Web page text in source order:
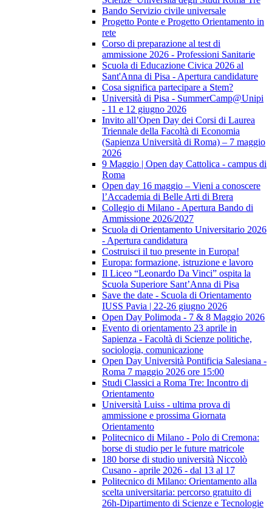
Bando Servizio civile universale
Progetto Ponte e Progetto Orientamento in
rete
Corso di preparazione al test di
ammissione 2026 - Professioni Sanitarie
Scuola di Educazione Civica 2026 al
Sant'Anna di Pisa - Apertura candidature
Cosa significa partecipare a Stem?
Università di Pisa - SummerCamp@Unipi
- 11 e 12 giugno 2026
Invito all’Open Day dei Corsi di Laurea
Triennale della Facoltà di Economia
(Sapienza Università di Roma) – 7 maggio
2026
9 Maggio | Open day Cattolica - campus di
Roma
Open day 16 maggio – Vieni a conoscere
l’Accademia di Belle Arti di Brera
Collegio di Milano - Apertura Bando di
Ammissione 2026/2027
Scuola di Orientamento Universitario 2026
- Apertura candidatura
Costruisci il tuo presente in Europa!
Europa: formazione, istruzione e lavoro
Il Liceo “Leonardo Da Vinci” ospita la
Scuola Superiore Sant’Anna di Pisa
Save the date - Scuola di Orientamento
IUSS Pavia | 22-26 giugno 2026
Open Day Polimoda - 7 & 8 Maggio 2026
Evento di orientamento 23 aprile in
Sapienza - Facoltà di Scienze politiche,
sociologia, comunicazione
Open Day Università Pontificia Salesiana -
Roma 7 maggio 2026 ore 15:00
Studi Classici a Roma Tre: Incontro di
Orientamento
Università Luiss - ultima prova di
ammissione e prossima Giornata
Orientamento
Politecnico di Milano - Polo di Cremona:
borse di studio per le future matricole
180 borse di studio università Niccolò
Cusano - aprile 2026 - dal 13 al 17
Politecnico di Milano: Orientamento alla
scelta universitaria: percorso gratuito di
26h-Dipartimento di Scienze e Tecnologie